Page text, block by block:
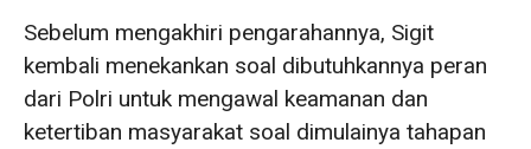
Sebelum mengakhiri pengarahannya, Sigit
kembali menekankan soal dibutuhkannya peran
dari Polri untuk mengawal keamanan dan
ketertiban masyarakat soal dimulainya tahapan